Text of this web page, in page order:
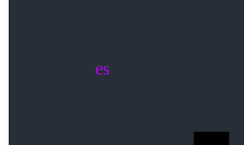
es